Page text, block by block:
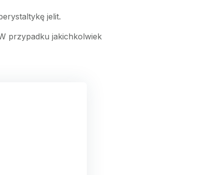
jelit.
przypadku jakichkolwiek